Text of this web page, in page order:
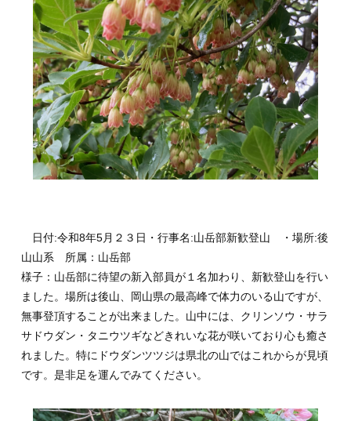
サイト内検索
検索
日付:令和8年5月２３日・行事名:山岳部新歓登山 ・場所:後
山山系 所属：山岳部
様子：山岳部に待望の新入部員が１名加わり、新歓登山を行い
ました。場所は後山、岡山県の最高峰で体力のいる山ですが、
無事登頂することが出来ました。山中には、クリンソウ・サラ
サドウダン・タニウツギなどきれいな花が咲いており心も癒さ
れました。特にドウダンツツジは県北の山ではこれからが見頃
です。是非足を運んでみてください。